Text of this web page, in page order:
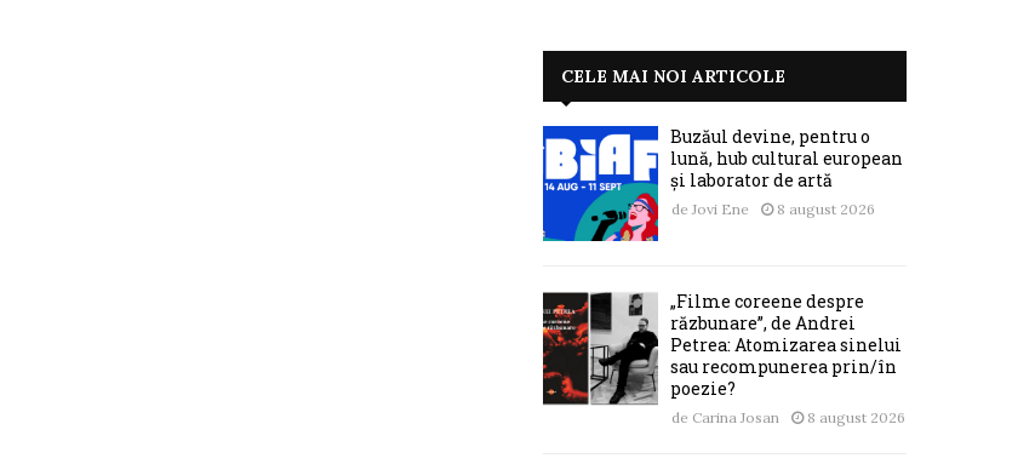
CELE MAI NOI ARTICOLE
Buzăul devine, pentru o
lună, hub cultural european
și laborator de artă
de Jovi Ene 8 august 2026
„Filme coreene despre
răzbunare”, de Andrei
Petrea: Atomizarea sinelui
sau recompunerea prin/în
poezie?
de Carina Josan 8 august 2026